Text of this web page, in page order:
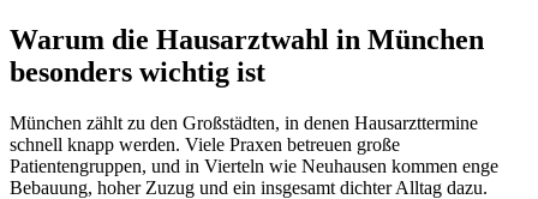
Warum die Hausarztwahl in München
besonders wichtig ist
München zählt zu den Großstädten, in denen Hausarzttermine
schnell knapp werden. Viele Praxen betreuen große
Patientengruppen, und in Vierteln wie Neuhausen kommen enge
Bebauung, hoher Zuzug und ein insgesamt dichter Alltag dazu.